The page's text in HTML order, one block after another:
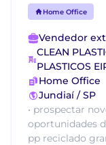
Home Office
Vendedor
CLEAN
PLASTICOS
Home Office
Jundiaí / SP
• prospectar
oportunidades
pp reciclado